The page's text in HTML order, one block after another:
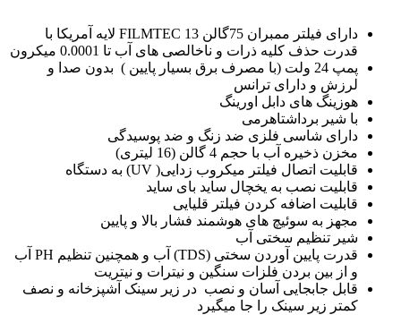
دارای فیلتر ممبران 75گالن FILMTEC 13 لایه آمریکا با
قدرت حذف کلیه ذرات و ناخالصی های آب تا 0.0001 میکرون
پمپ 24 ولت (با مصرف برق بسیار پایین ) بدون صدا و
لرزش و دارای ترانس
هوزینگ های دابل اورینگ
با شیر برداشتاهرمی
دارای شاسی فلزی ضد زنگ و ضد پوسیدگی
مخزن ذخیره آب با حجم 4 گالن (16 لیتری)
قابلیت اتصال فیلتر میکروب زدایی( UV) به دستگاه
قابلیت نصب به یخچال ساید بای ساید
قابلیت اضافه کردن فیلتر قلیایی
مجهز به سوئیچ های هوشمند فشار بالا و پایین
شیر تنظیم سختی آب
قدرت پایین آوردن سختی (TDS) آب و همچنین تنظیم PH آب
و از بین بردن فلزات سنگین و نیترات و نیتریت
قابل جابجایی آسان و نصب در زیر سینک آشپزخانه و نصف
کمتر زیر سینک را جا میگیرد